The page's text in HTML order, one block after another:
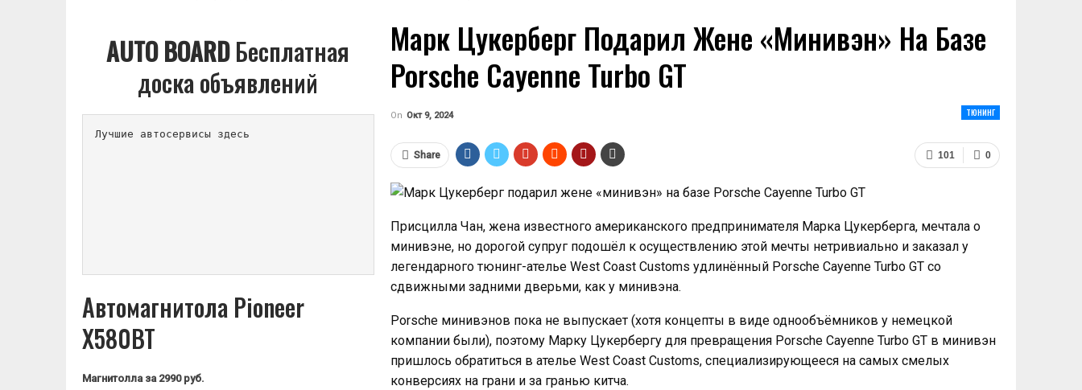
Марк Цукерберг Подарил Жене «минивэн» На Базе
Porsche Cayenne Turbo GT
ТЮНИНГ
On Окт 9, 2024
0
101
Share
Присцилла Чан, жена известного американского предпринимателя Марка Цукерберга, мечтала о
минивэне, но дорогой супруг подошёл к осуществлению этой мечты нетривиально и заказал у
легендарного тюнинг-ателье West Coast Customs удлинённый Porsche Cayenne Turbo GT со
сдвижными задними дверьми, как у минивэна.
Porsche минивэнов пока не выпускает (хотя концепты в виде однообъёмников у немецкой
компании были), поэтому Марку Цукербергу для превращения Porsche Cayenne Turbo GT в минивэн
пришлось обратиться в ателье West Coast Customs, специализирующееся на самых смелых
конверсиях на грани и за гранью китча.
AUTO BOARDБесплатная
доска объявлений
Автомагнитола Pioneer
X580BT
Магнитолла за 2990 руб.